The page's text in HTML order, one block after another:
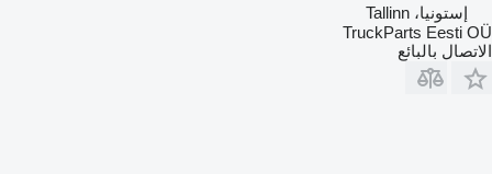
إستونيا، Tallinn
TruckParts Eesti OÜ
الاتصال بالبائع